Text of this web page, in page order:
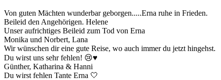
Von guten Mächten wunderbar geborgen.....Erna ruhe in Frieden.
Beileid den Angehörigen. Helene
Unser aufrichtiges Beileid zum Tod von Erna
Monika und Norbert, Lana
Wir wünschen dir eine gute Reise, wo auch immer du jetzt hingehst.
Du wirst uns sehr fehlen! 😢♥️
Günther, Katharina & Hanni
Du wirst fehlen Tante Erna 🤍